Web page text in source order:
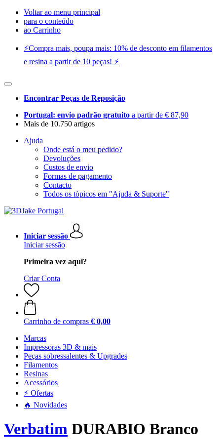
Voltar ao menu principal
para o conteúdo
ao Carrinho
⚡️Compra mais, poupa mais: 10% de desconto em filamentos
e resina a partir de 10 peças! ⚡️
Encontrar Peças de Reposição
Portugal: envio padrão gratuito a partir de € 87,90
Mais de 10.750 artigos
Ajuda
Onde está o meu pedido?
Devoluções
Custos de envio
Formas de pagamento
Contacto
Todos os tópicos em "Ajuda & Suporte"
Iniciar sessão
Iniciar sessão
Primeira vez aqui?
Criar Conta
Carrinho de compras € 0,00
Marcas
Impressoras 3D & mais
Peças sobressalentes & Upgrades
Filamentos
Resinas
Acessórios
⚡ Ofertas
🔥 Novidades
Verbatim DURABIO Branco